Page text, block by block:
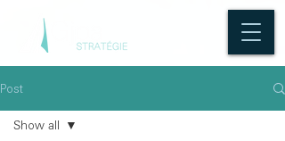
Post
Show all